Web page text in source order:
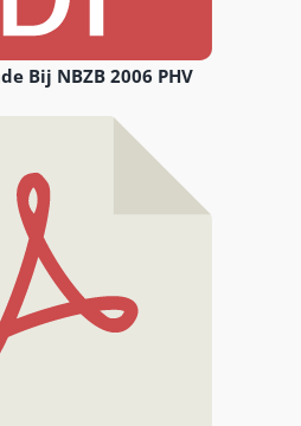
Bij NBZB 2006 PHV